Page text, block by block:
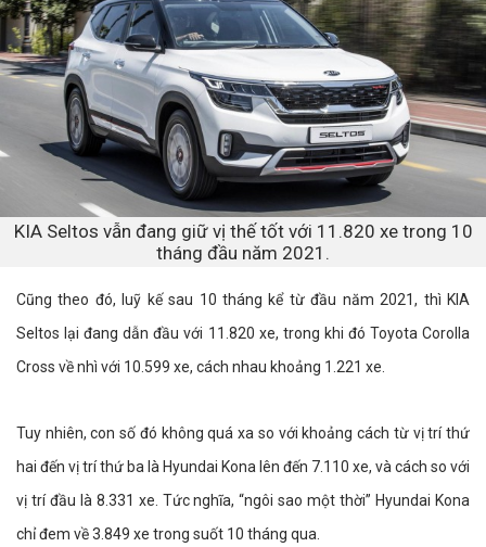
KIA Seltos vẫn đang giữ vị thế tốt với 11.820 xe trong 10
tháng đầu năm 2021.
Cũng theo đó, luỹ kế sau 10 tháng kể từ đầu năm 2021, thì KIA
Seltos lại đang dẫn đầu với 11.820 xe, trong khi đó Toyota Corolla
Cross về nhì với 10.599 xe, cách nhau khoảng 1.221 xe.
Tuy nhiên, con số đó không quá xa so với khoảng cách từ vị trí thứ
hai đến vị trí thứ ba là Hyundai Kona lên đến 7.110 xe, và cách so với
vị trí đầu là 8.331 xe. Tức nghĩa, “ngôi sao một thời” Hyundai Kona
chỉ đem về 3.849 xe trong suốt 10 tháng qua.